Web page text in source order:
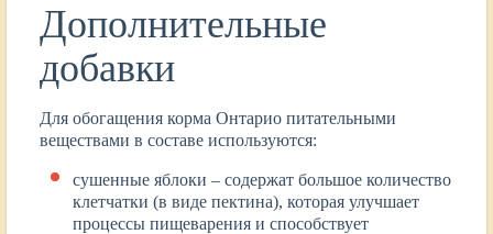
Дополнительные
добавки
Для обогащения корма Онтарио питательными
веществами в составе используются:
сушенные яблоки – содержат большое количество
клетчатки (в виде пектина), которая улучшает
процессы пищеварения и способствует